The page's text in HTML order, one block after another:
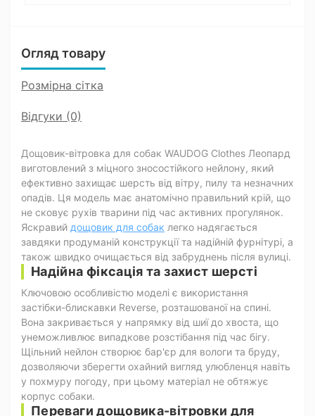
Огляд товару
Розмірна сітка
Відгуки (0)
Дощовик-вітровка для собак WAUDOG Clothes Леопард
виготовлений з міцного зносостійкого нейлону, який
ефективно захищає шерсть від вітру, пилу та незначних
опадів. Ця модель має анатомічно правильний крій, що
не сковує рухів тварини під час активних прогулянок.
Яскравий дощовик для собак легко надягається
завдяки продуманій конструкції та надійній фурнітурі, а
також швидко очищається від забруднень після вулиці.
Надійна фіксація та захист шерсті
Ключовою особливістю моделі є використання
застібки-блискавки Reverse, розташованої на спині.
Вона закривається у напрямку від шиї до хвоста, що
унеможливлює випадкове розстібання під час бігу.
Щільний нейлон створює бар'єр для вологи та бруду,
дозволяючи зберегти охайний вигляд улюбленця навіть
у похмуру погоду, при цьому матеріал не обтяжує
корпус собаки.
Переваги дощовика-вітровки для